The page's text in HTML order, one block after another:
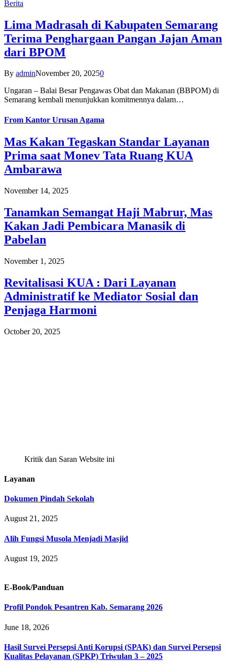
Berita
Lima Madrasah di Kabupaten Semarang
Terima Penghargaan Pangan Jajan Aman
dari BPOM
By adminNovember 20, 20250
Ungaran – Balai Besar Pengawas Obat dan Makanan (BBPOM) di
Semarang kembali menunjukkan komitmennya dalam…
From Kantor Urusan Agama
Mas Kakan Tegaskan Standar Layanan
Prima saat Monev Tata Ruang KUA
Ambarawa
November 14, 2025
Tanamkan Semangat Haji Mabrur, Mas
Kakan Jadi Pembicara Manasik di
Pabelan
November 1, 2025
Revitalisasi KUA : Dari Layanan
Administratif ke Mediator Sosial dan
Penjaga Harmoni
October 20, 2025
Kritik dan Saran Website ini
Layanan
Dokumen Pindah Sekolah
August 21, 2025
Alih Fungsi Musola Menjadi Masjid
August 19, 2025
E-Book/Panduan
Profil Pondok Pesantren Kab. Semarang 2026
June 18, 2026
Hasil Survei Persepsi Anti Korupsi (SPAK) dan Survei Persepsi
Kualitas Pelayanan (SPKP) Triwulan 3 – 2025